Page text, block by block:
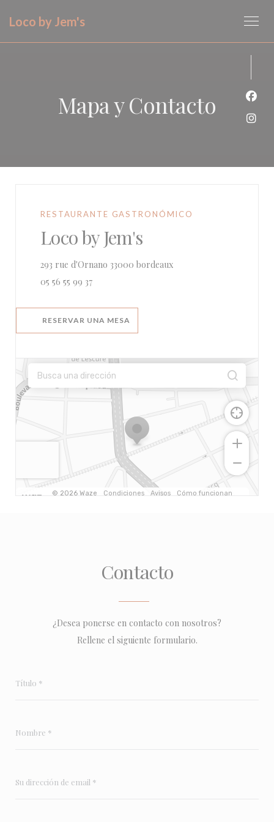
Loco by Jem's
Mapa y Contacto
RESTAURANTE GASTRONÓMICO
Loco by Jem's
293 rue d'Ornano 33000 bordeaux((abre en una nueva
05 56 55 99 37
RESERVAR UNA MESA
Contacto
¿Desea ponerse en contacto con nosotros?
Rellene el siguiente formulario.